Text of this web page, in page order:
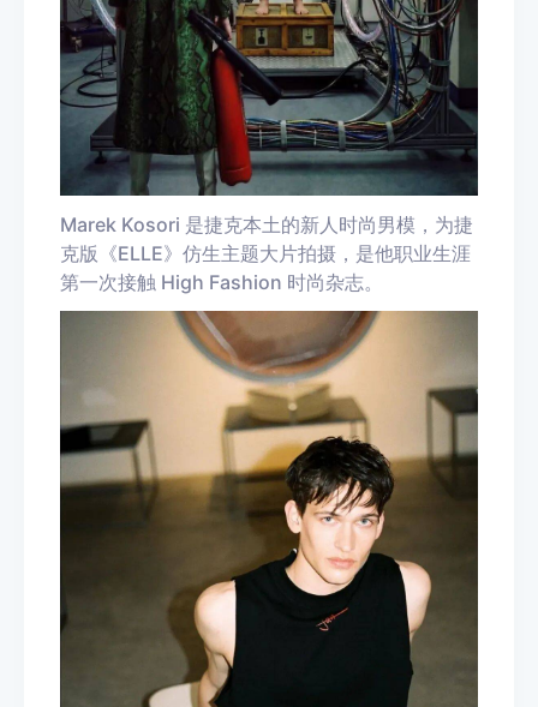
Marek Kosori 是捷克本土的新人时尚男模，为捷
克版《ELLE》仿生主题大片拍摄，是他职业生涯
第一次接触 High Fashion 时尚杂志。